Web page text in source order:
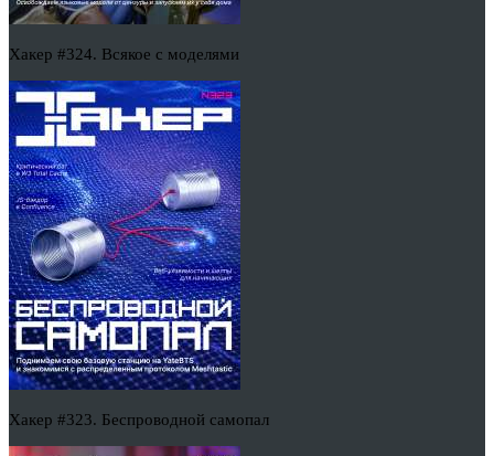
Хакер #324. Всякое с моделями
Хакер #323. Беспроводной самопал